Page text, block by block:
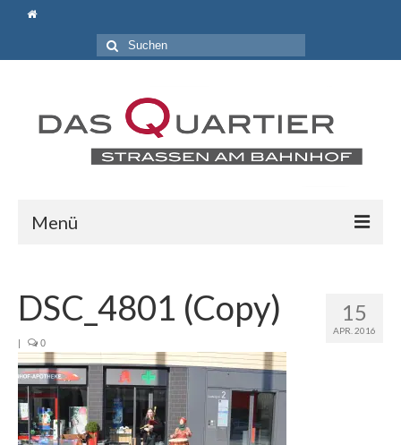
Suche
nach:
Menü
Wir über uns
attraktives Bahnhofsquartier e.V.“
Locations
Karte
15
APR. 2016
DSC_4801 (Copy)
| 0